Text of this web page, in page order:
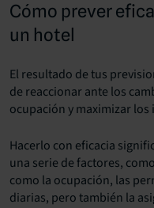
Cómo prever
un hotel
El resultado de tus
de reaccionar ante los
ocupación y maximizar los
Hacerlo con eficacia
una serie de factores,
como la ocupación, las
diarias, pero también la